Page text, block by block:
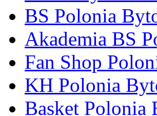
BS Polonia
Akademia BS
Fan Shop
KH Polonia
Basket Polonia